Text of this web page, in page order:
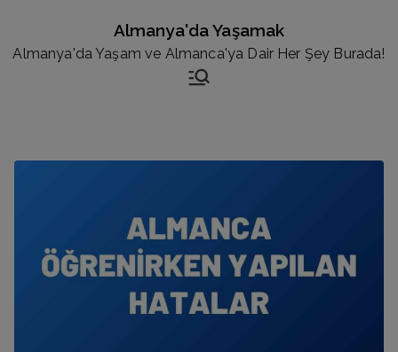
Almanya'da Yaşamak
Almanya'da Yaşam ve Almanca'ya Dair Her Şey Burada!